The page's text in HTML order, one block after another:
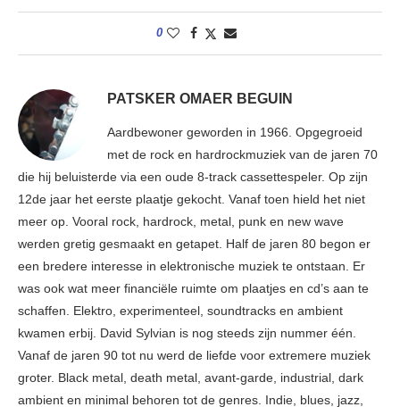
0
PATSKER OMAER BEGUIN
Aardbewoner geworden in 1966. Opgegroeid
met de rock en hardrockmuziek van de jaren 70
die hij beluisterde via een oude 8-track cassettespeler. Op zijn
12de jaar het eerste plaatje gekocht. Vanaf toen hield het niet
meer op. Vooral rock, hardrock, metal, punk en new wave
werden gretig gesmaakt en getapet. Half de jaren 80 begon er
een bredere interesse in elektronische muziek te ontstaan. Er
was ook wat meer financiële ruimte om plaatjes en cd’s aan te
schaffen. Elektro, experimenteel, soundtracks en ambient
kwamen erbij. David Sylvian is nog steeds zijn nummer één.
Vanaf de jaren 90 tot nu werd de liefde voor extremere muziek
groter. Black metal, death metal, avant-garde, industrial, dark
ambient en minimal behoren tot de genres. Indie, blues, jazz,